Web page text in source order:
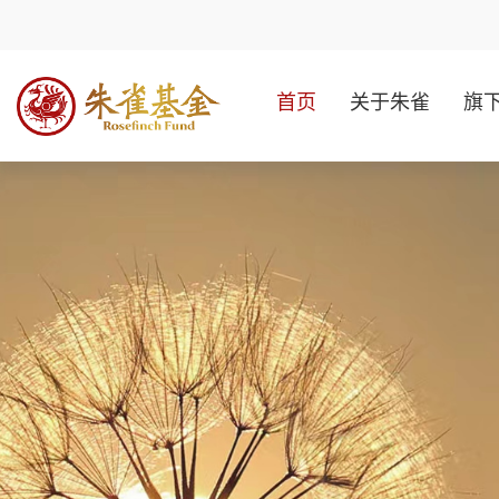
首页 关于朱雀 旗